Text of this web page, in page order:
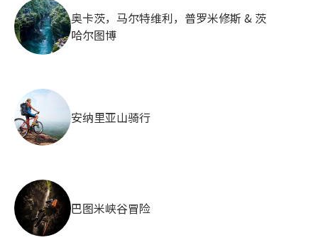
奥卡茨，马尔特维利，普罗米修斯 & 茨
哈尔图博
安纳里亚山骑行
巴图米峡谷冒险